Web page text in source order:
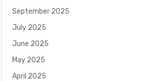
September 2025
July 2025
June 2025
May 2025
April 2025